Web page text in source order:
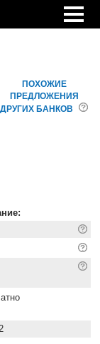
ПОХОЖИЕ
ПРЕДЛОЖЕНИЯ
ДРУГИХ БАНКОВ